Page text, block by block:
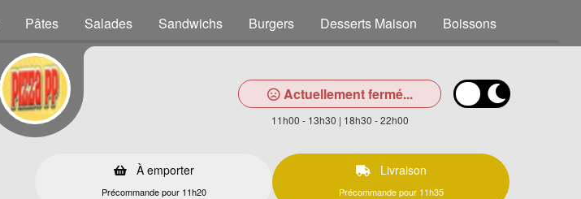
Pâtes Salades Sandwichs Burgers Desserts Maison Boissons
Actuellement fermé...
11h00 - 13h30 | 18h30 - 22h00
À emporter
Précommande pour 11h20
Livraison
Précommande pour 11h35